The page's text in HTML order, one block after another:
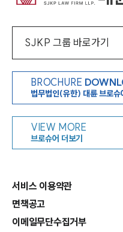
SJKP 그룹 바로가기
BROCHURE
법무법인(유한) 대륜 브로슈
VIEW MORE
브로슈어 더보기
서비스 이용약관
면책공고
이메일무단수집거부